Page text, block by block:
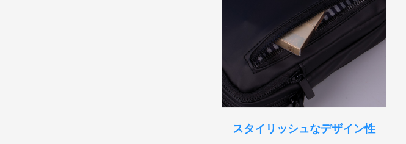
スタイリッシュなデザイン性